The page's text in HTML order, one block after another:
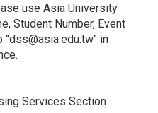
use Asia University
Student Number, Event
"dss@asia.edu.tw" in
Services Section